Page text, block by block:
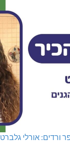
ורדים: אורלי גלברט